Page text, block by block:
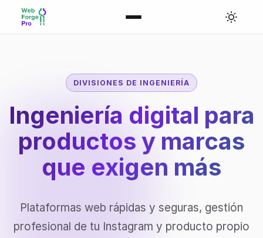
DIVISIONES DE INGENIERÍA
Ingeniería digital para
productos y marcas
que exigen más
Plataformas web rápidas y seguras, gestión
profesional de tu Instagram y producto propio